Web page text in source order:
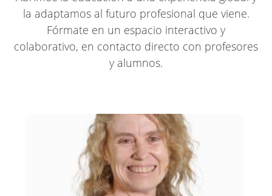
la adaptamos al futuro profesional que viene.
Fórmate en un espacio interactivo y
colaborativo, en contacto directo con profesores
y alumnos.